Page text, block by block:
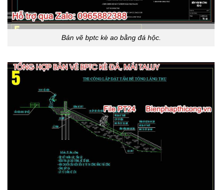
Bản vẽ bptc kè ao bằng đá hộc.